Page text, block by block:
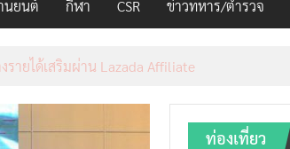
นยนต์ กีฬา CSR ข่าวทหาร/ตำรวจ
รายได้เสริมผ่าน Lazada Affiliate
ท่องเที่ยว